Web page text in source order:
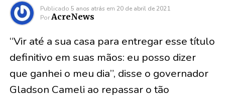
Publicado 5 anos atrás em 20 de abril de 2021
Por AcreNews
“Vir até a sua casa para entregar esse título
definitivo em suas mãos: eu posso dizer
que ganhei o meu dia”, disse o governador
Gladson Cameli ao repassar o tão